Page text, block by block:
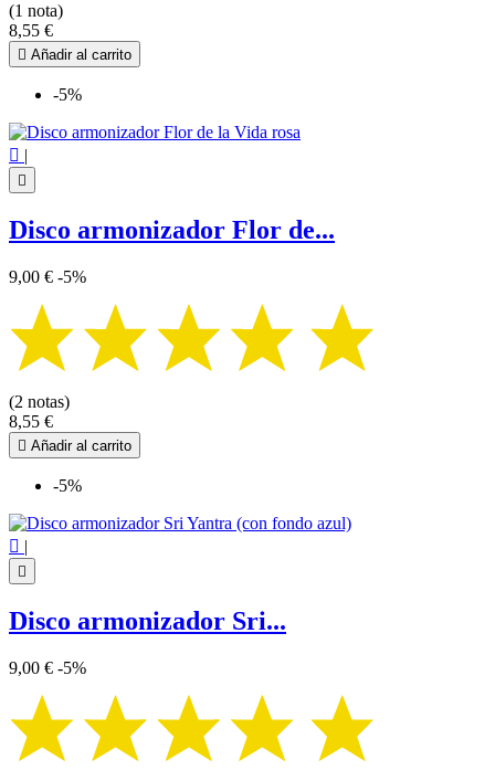
(1 nota)
8,55 €
 Añadir al carrito
-5%
 |

Disco armonizador Flor de...
9,00 € -5%
(2 notas)
8,55 €
 Añadir al carrito
-5%
 |

Disco armonizador Sri...
9,00 € -5%